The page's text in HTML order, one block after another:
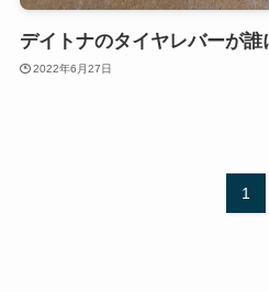
デイトナのタイヤレバーが
2022年6月27日
1